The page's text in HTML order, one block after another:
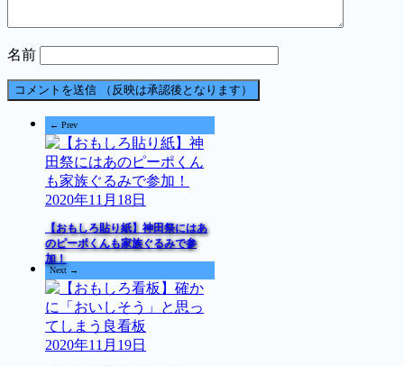
名前
Prev
2020年11月18日
【おもしろ貼り紙】神田祭にはあ
のピーポくんも家族ぐるみで参
加！
Next
2020年11月19日